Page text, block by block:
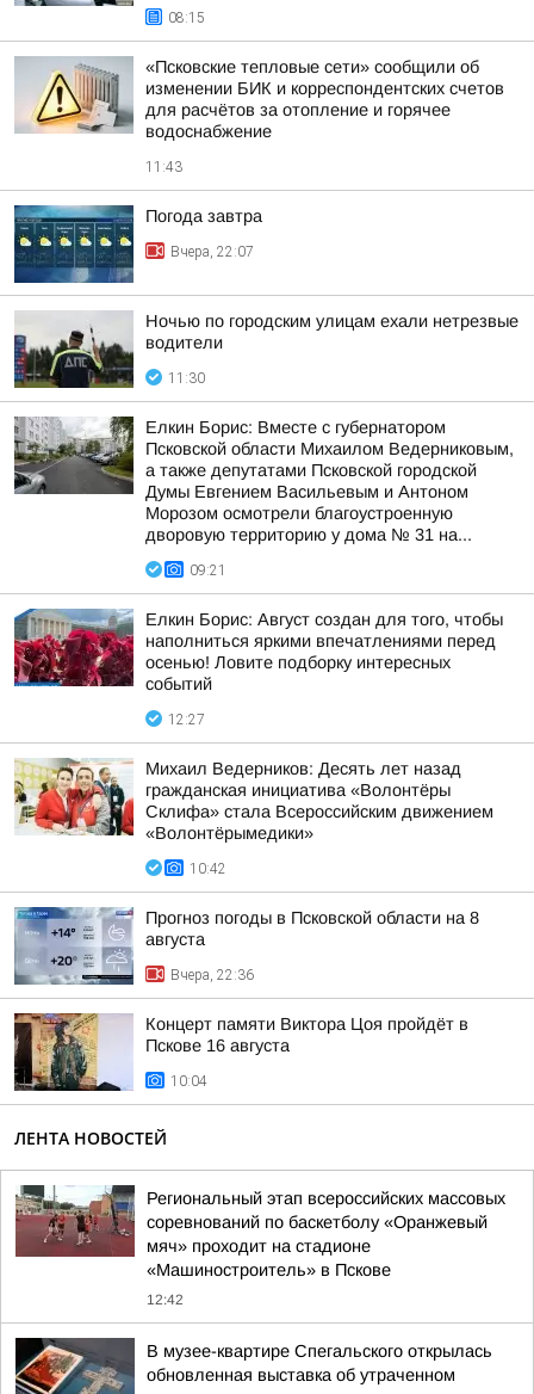
08:15
«Псковские тепловые сети» сообщили об
изменении БИК и корреспондентских счетов
для расчётов за отопление и горячее
водоснабжение
11:43
Погода завтра
Вчера, 22:07
Ночью по городским улицам ехали нетрезвые
водители
11:30
Елкин Борис: Вместе с губернатором
Псковской области Михаилом Ведерниковым,
а также депутатами Псковской городской
Думы Евгением Васильевым и Антоном
Морозом осмотрели благоустроенную
дворовую территорию у дома № 31 на...
09:21
Елкин Борис: Август создан для того, чтобы
наполниться яркими впечатлениями перед
осенью! Ловите подборку интересных
событий
12:27
Михаил Ведерников: Десять лет назад
гражданская инициатива «Волонтёры
Склифа» стала Всероссийским движением
«Волонтёрымедики»
10:42
Прогноз погоды в Псковской области на 8
августа
Вчера, 22:36
Концерт памяти Виктора Цоя пройдёт в
Пскове 16 августа
10:04
ЛЕНТА НОВОСТЕЙ
Региональный этап всероссийских массовых
соревнований по баскетболу «Оранжевый
мяч» проходит на стадионе
«Машиностроитель» в Пскове
12:42
В музее-квартире Спегальского открылась
обновленная выставка об утраченном